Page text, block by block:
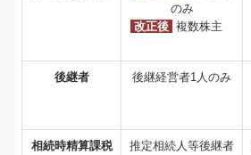
のみ
改正後 複数株主
後継者 後継経営者1人のみ
相続時精算課税
推定相続人等後継者